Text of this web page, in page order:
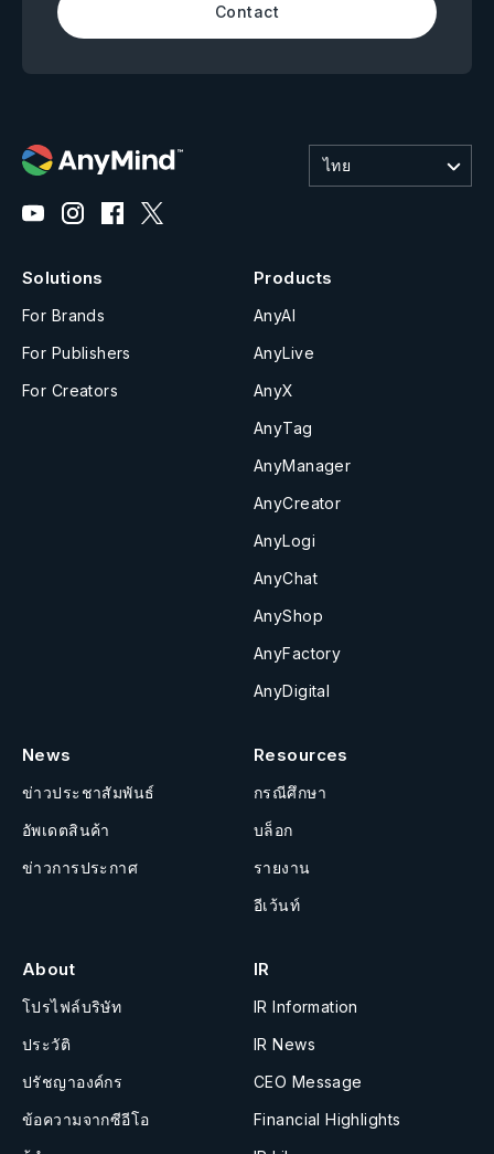
Contact
ไทย
Solutions
For Brands
For Publishers
For Creators
Products
AnyAI
AnyLive
AnyX
AnyTag
AnyManager
AnyCreator
AnyLogi
AnyChat
AnyShop
AnyFactory
AnyDigital
News
ข่าวประชาสัมพันธ์
อัพเดตสินค้า
ข่าวการประกาศ
Resources
กรณีศึกษา
บล็อก
รายงาน
อีเว้นท์
About
โปรไฟล์บริษัท
ประวัติ
ปรัชญาองค์กร
ข้อความจากซีอีโอ
IR
IR Information
IR News
CEO Message
Financial Highlights